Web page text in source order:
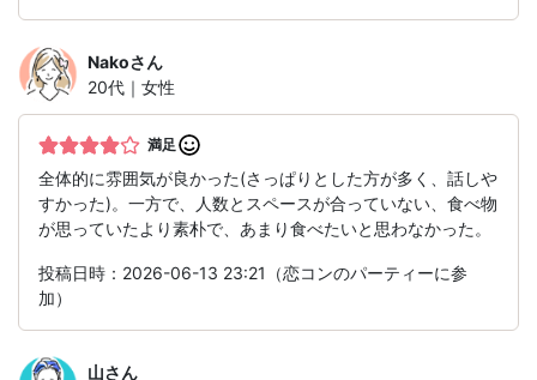
Nakoさん
20代｜女性
満足
全体的に雰囲気が良かった(さっぱりとした方が多く、話しや
すかった)。一方で、人数とスペースが合っていない、食べ物
が思っていたより素朴で、あまり食べたいと思わなかった。
投稿日時：2026-06-13 23:21（恋コンのパーティーに参
加）
山さん